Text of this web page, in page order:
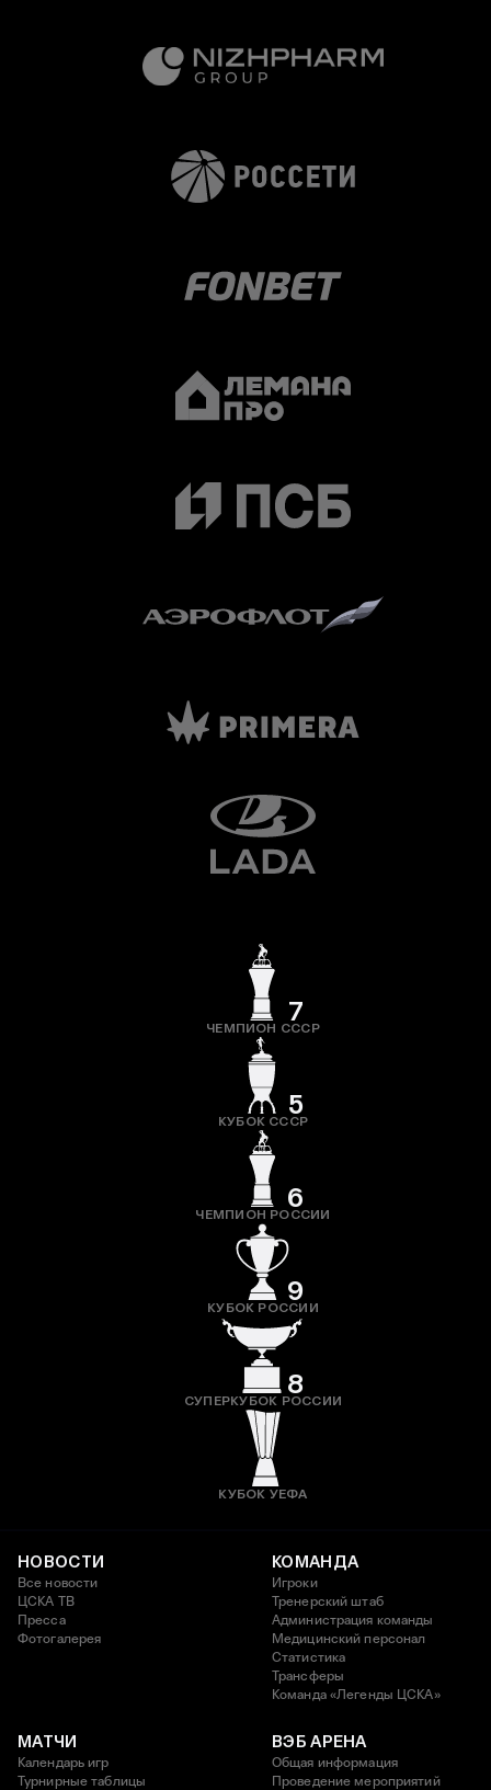
7
ЧЕМПИОН СССР
5
КУБОК СССР
6
ЧЕМПИОН РОССИИ
9
КУБОК РОССИИ
8
СУПЕРКУБОК РОССИИ
КУБОК УЕФА
НОВОСТИ
Все новости
ЦСКА ТВ
Пресса
Фотогалерея
КОМАНДА
Игроки
Тренерский штаб
Администрация команды
Медицинский персонал
Статистика
Трансферы
Команда «Легенды ЦСКА»
МАТЧИ
Календарь игр
Турнирные таблицы
ВЭБ АРЕНА
Общая информация
Проведение мероприятий